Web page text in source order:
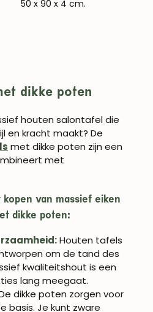
50 x 90 x 4 cm.
dikke poten
houten salontafel die
en kracht maakt? De
met dikke poten zijn een
met
van massief eiken
dikke poten:
Houten tafels
om de tand des
kwaliteitshout is een
lang meegaat.
dikke poten zorgen voor
basis. Je kunt zware